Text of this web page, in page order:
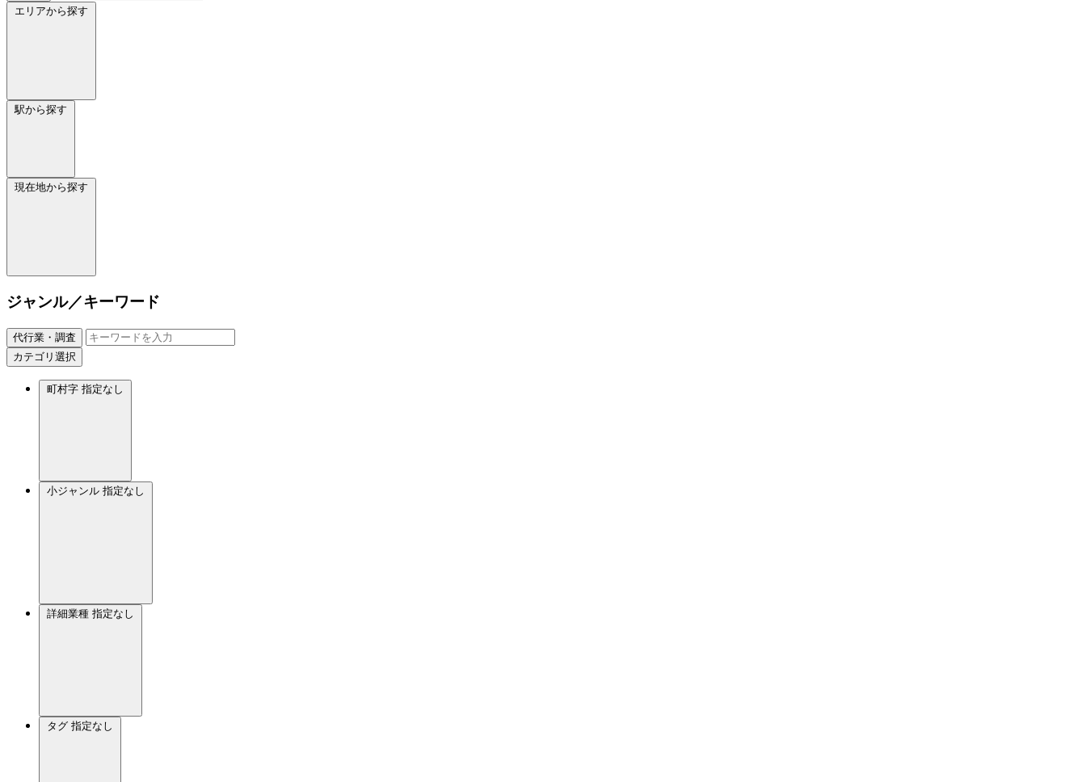
エリアから探す
駅から探す
現在地から探す
ジャンル／キーワード
代行業・調査
カテゴリ選択
町村字 指定なし
小ジャンル 指定なし
詳細業種 指定なし
タグ 指定なし